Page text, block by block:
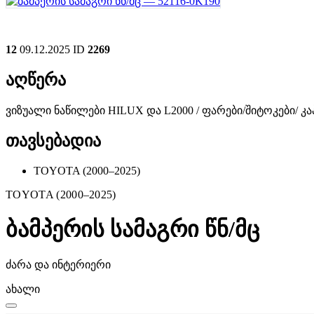
12 09.12.2025 ID 2269
აღწერა
ვიზუალი ნაწილები HILUX და L2000 / ფარები/შიტოკები/
თავსებადია
TOYOTA (2000–2025)
TOYOTA (2000–2025)
ბამპერის სამაგრი წნ/მც
ძარა და ინტერიერი
ახალი